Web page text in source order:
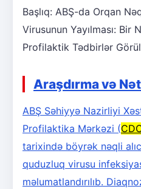
Başlıq: ABŞ-da Orqan
Virusunun Yayılması: Bir
Profilaktik Tədbirlər
Araşdırma və
ABŞ Səhiyyə Nazirliyi
Profilaktika Mərkəzi (
tarixində böyrək nəqli
quduzluq virusu
məlumatlandırılıb.